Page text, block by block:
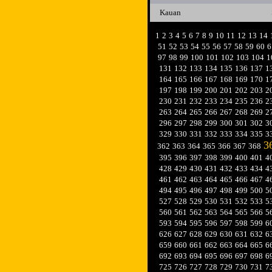
Kauan
1 2 3 4 5 6 7 8 9 10 11 12 13 14
51 52 53 54 55 56 57 58 59 60
97 98 99 100 101 102 103 104
131 132 133 134 135 136 137
164 165 166 167 168 169 170
197 198 199 200 201 202 203
230 231 232 233 234 235 236
263 264 265 266 267 268 269
296 297 298 299 300 301 302
329 330 331 332 333 334 335
362 363 364 365 366 367 368
395 396 397 398 399 400 401
428 429 430 431 432 433 434
461 462 463 464 465 466 467
494 495 496 497 498 499 500
527 528 529 530 531 532 533
560 561 562 563 564 565 566
593 594 595 596 597 598 599
626 627 628 629 630 631 632
659 660 661 662 663 664 665
692 693 694 695 696 697 698
725 726 727 728 729 730 731